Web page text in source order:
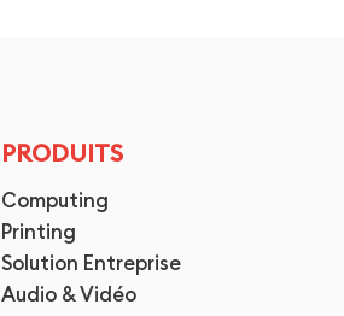
PRODUITS
Computing
Printing
Solution Entreprise
Audio & Vidéo